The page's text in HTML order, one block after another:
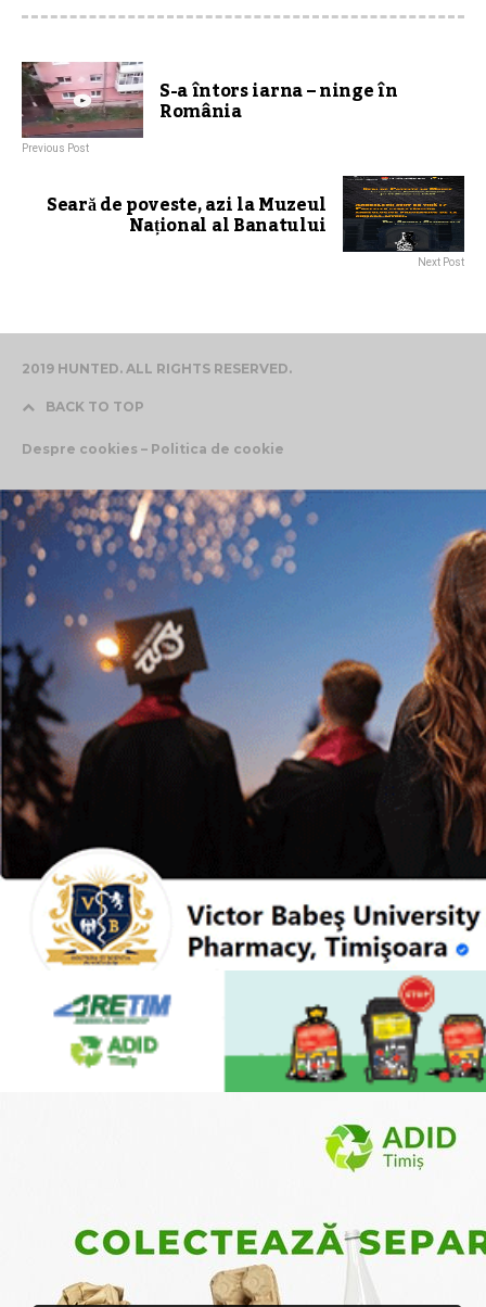
S-a întors iarna – ninge în
România
Previous Post
Seară de poveste, azi la Muzeul
Național al Banatului
Next Post
2019 HUNTED. ALL RIGHTS RESERVED.
BACK TO TOP
Despre cookies – Politica de cookie